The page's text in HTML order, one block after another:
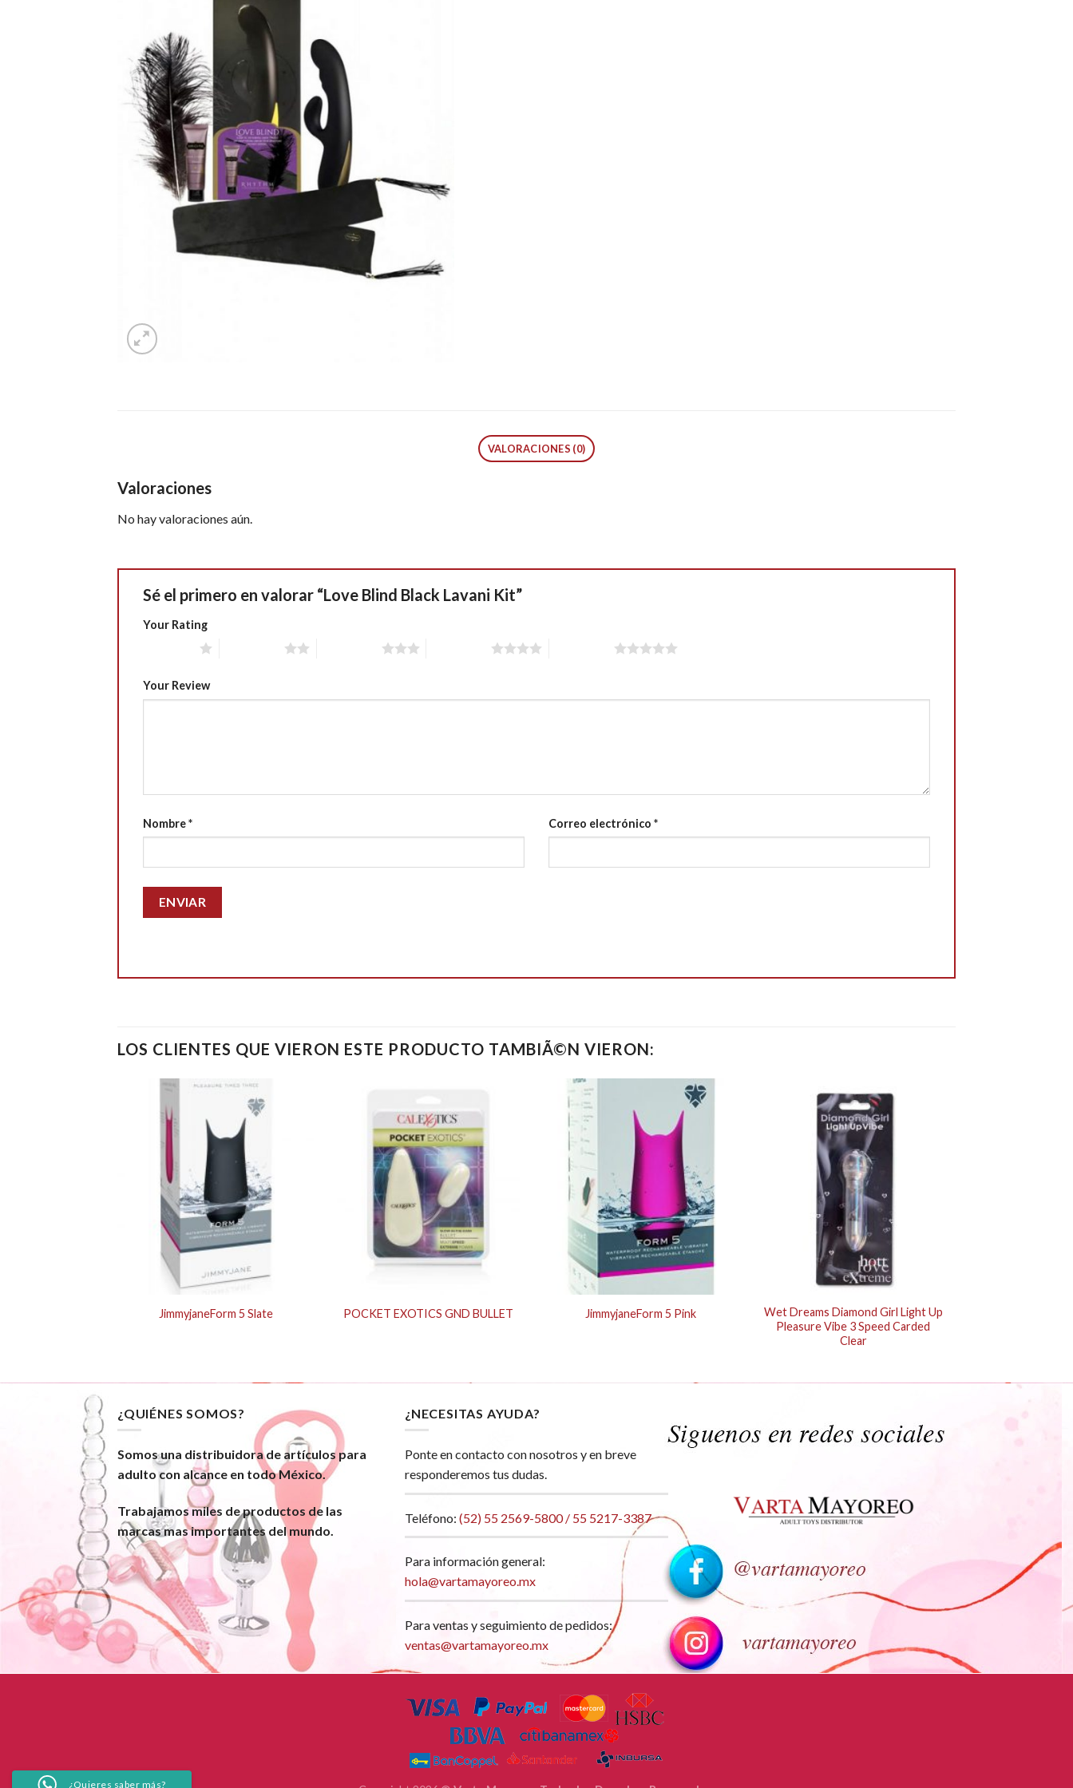
VALORACIONES (0)
Valoraciones
No hay valoraciones aún.
Sé el primero en valorar “Love Blind Black Lavani Kit”
Your Rating
Your Review
Nombre* Correo electrónico *
LOS CLIENTES QUE VIERON ESTE PRODUCTO TAMBIÃ©N VIERON:
JimmyjaneForm 5 Slate POCKET EXOTICS GND BULLET JimmyjaneForm 5 Pink
Wet Dreams Diamond Girl Light Up
Pleasure Vibe 3 Speed Carded
Clear
¿QUIÉNES SOMOS?
Somos una distribuidora de artículos para
adulto con alcance en todo México.
Trabajamos miles de productos de las
marcas mas importantes del mundo.
¿NECESITAS AYUDA?
Ponte en contacto con nosotros y en breve
responderemos tus dudas.
Teléfono: (52) 55 2569-5800 / 55 5217-3387
Para información general:
hola@vartamayoreo.mx
Para ventas y seguimiento de pedidos:
ventas@vartamayoreo.mx
¿Quieres saber más?